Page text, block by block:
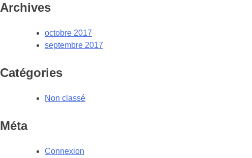
Archives
octobre 2017
septembre 2017
Catégories
Non classé
Méta
Connexion